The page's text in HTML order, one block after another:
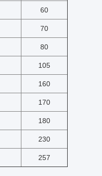
60
70
80
105
160
170
180
230
257